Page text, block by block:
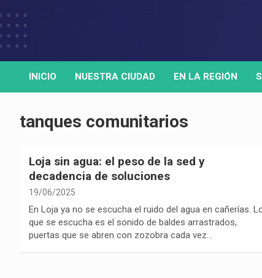
to
HORA32
Medio de comunicación digital
INICIO NUESTRA CIUDAD EN LA REGIÓN
tanques comunitarios
Loja sin agua: el peso de la sed y
decadencia de soluciones
19/06/2025
En Loja ya no se escucha el ruido del agua en cañerías.
que se escucha es el sonido de baldes arrastrados,
puertas que se abren con zozobra cada vez…